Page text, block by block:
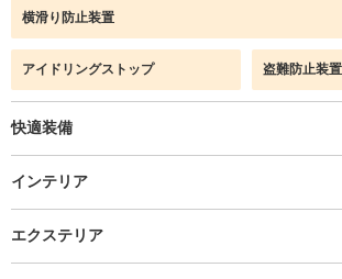
横滑り防止装置
アイドリングストップ 盗難防止装置
快適装備
インテリア
エクステリア